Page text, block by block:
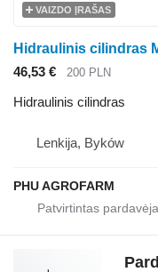
VAIZDO ĮRAŠAS
46,53 € 200 PLN
Hidraulinis cilindras
Lenkija, Byków
PHU AGROFARM